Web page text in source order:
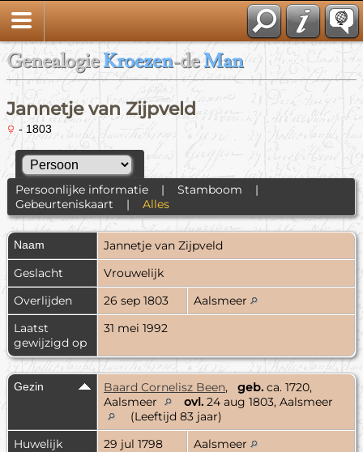
GenealogieKroezen-deMan
Jannetje van Zijpveld
- 1803
Persoonlijke informatie| Stamboom |
Gebeurteniskaart | Alles
Naam Jannetje van Zijpveld
Geslacht
Vrouwelijk
Overlijden
26 sep 1803
Aalsmeer
Laatst
gewijzigd op
31 mei 1992
Gezin Baard Cornelisz Been, geb. ca. 1720,
Aalsmeer
ovl. 24 aug 1803, Aalsmeer
(Leeftijd 83 jaar)
Huwelijk
29 jul 1798
Aalsmeer